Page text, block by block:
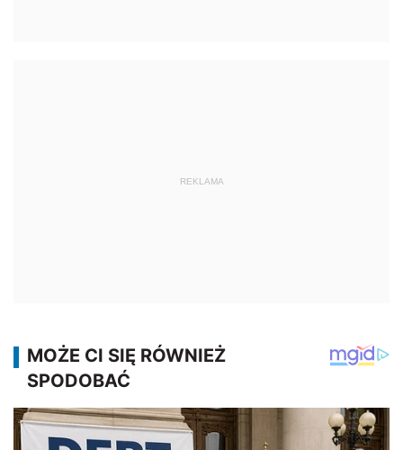
REKLAMA